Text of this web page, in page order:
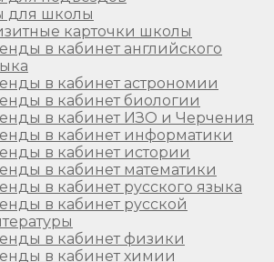
для школы
карточки школы
в кабинет английского
в кабинет астрономии
в кабинет биологии
в кабинет ИЗО и Черчения
в кабинет информатики
в кабинет истории
в кабинет математики
в кабинет русского языка
в кабинет русской
в кабинет физики
в кабинет химии